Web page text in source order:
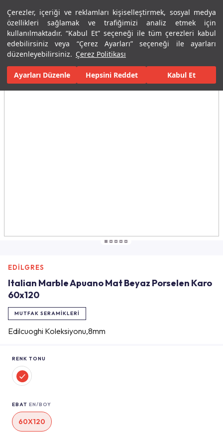
Çerezler, içeriği ve reklamları kişiselleştirmek, sosyal medya
özellikleri sağlamak ve trafiğimizi analiz etmek için
kullanılmaktadır. “Kabul Et” seçeneği ile tüm çerezleri kabul
edebilirsiniz veya “Çerez Ayarları” seçeneği ile ayarları
düzenleyebilirsiniz. Çerez Politikası
Ayarları Düzenle Hepsini Reddet Kabul Et
Menü Menü
Ana Sayfa Karolar Konut İçi Alanlar Mutfak Seramikleri
Tüm Görseller(4)
EDİLGRES
Italian Marble Apuano Mat Beyaz Porselen Karo
60x120
MUTFAK SERAMIKLERI
Edilcuoghi Koleksiyonu,8mm
RENK TONU
EBAT EN/BOY
60X120